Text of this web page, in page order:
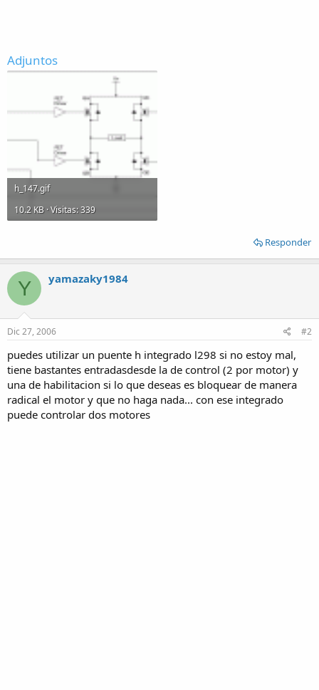
Adjuntos
h_147.gif
10.2 KB · Visitas: 339
Responder
Y yamazaky1984
Dic 27, 2006 #2
puedes utilizar un puente h integrado l298 si no estoy mal,
tiene bastantes entradasdesde la de control (2 por motor) y
una de habilitacion si lo que deseas es bloquear de manera
radical el motor y que no haga nada... con ese integrado
puede controlar dos motores